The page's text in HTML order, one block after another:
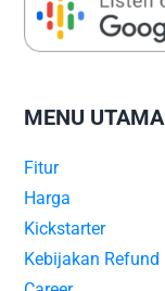
MENU UTAMA
Fitur
Harga
Kickstarter
Kebijakan Refund